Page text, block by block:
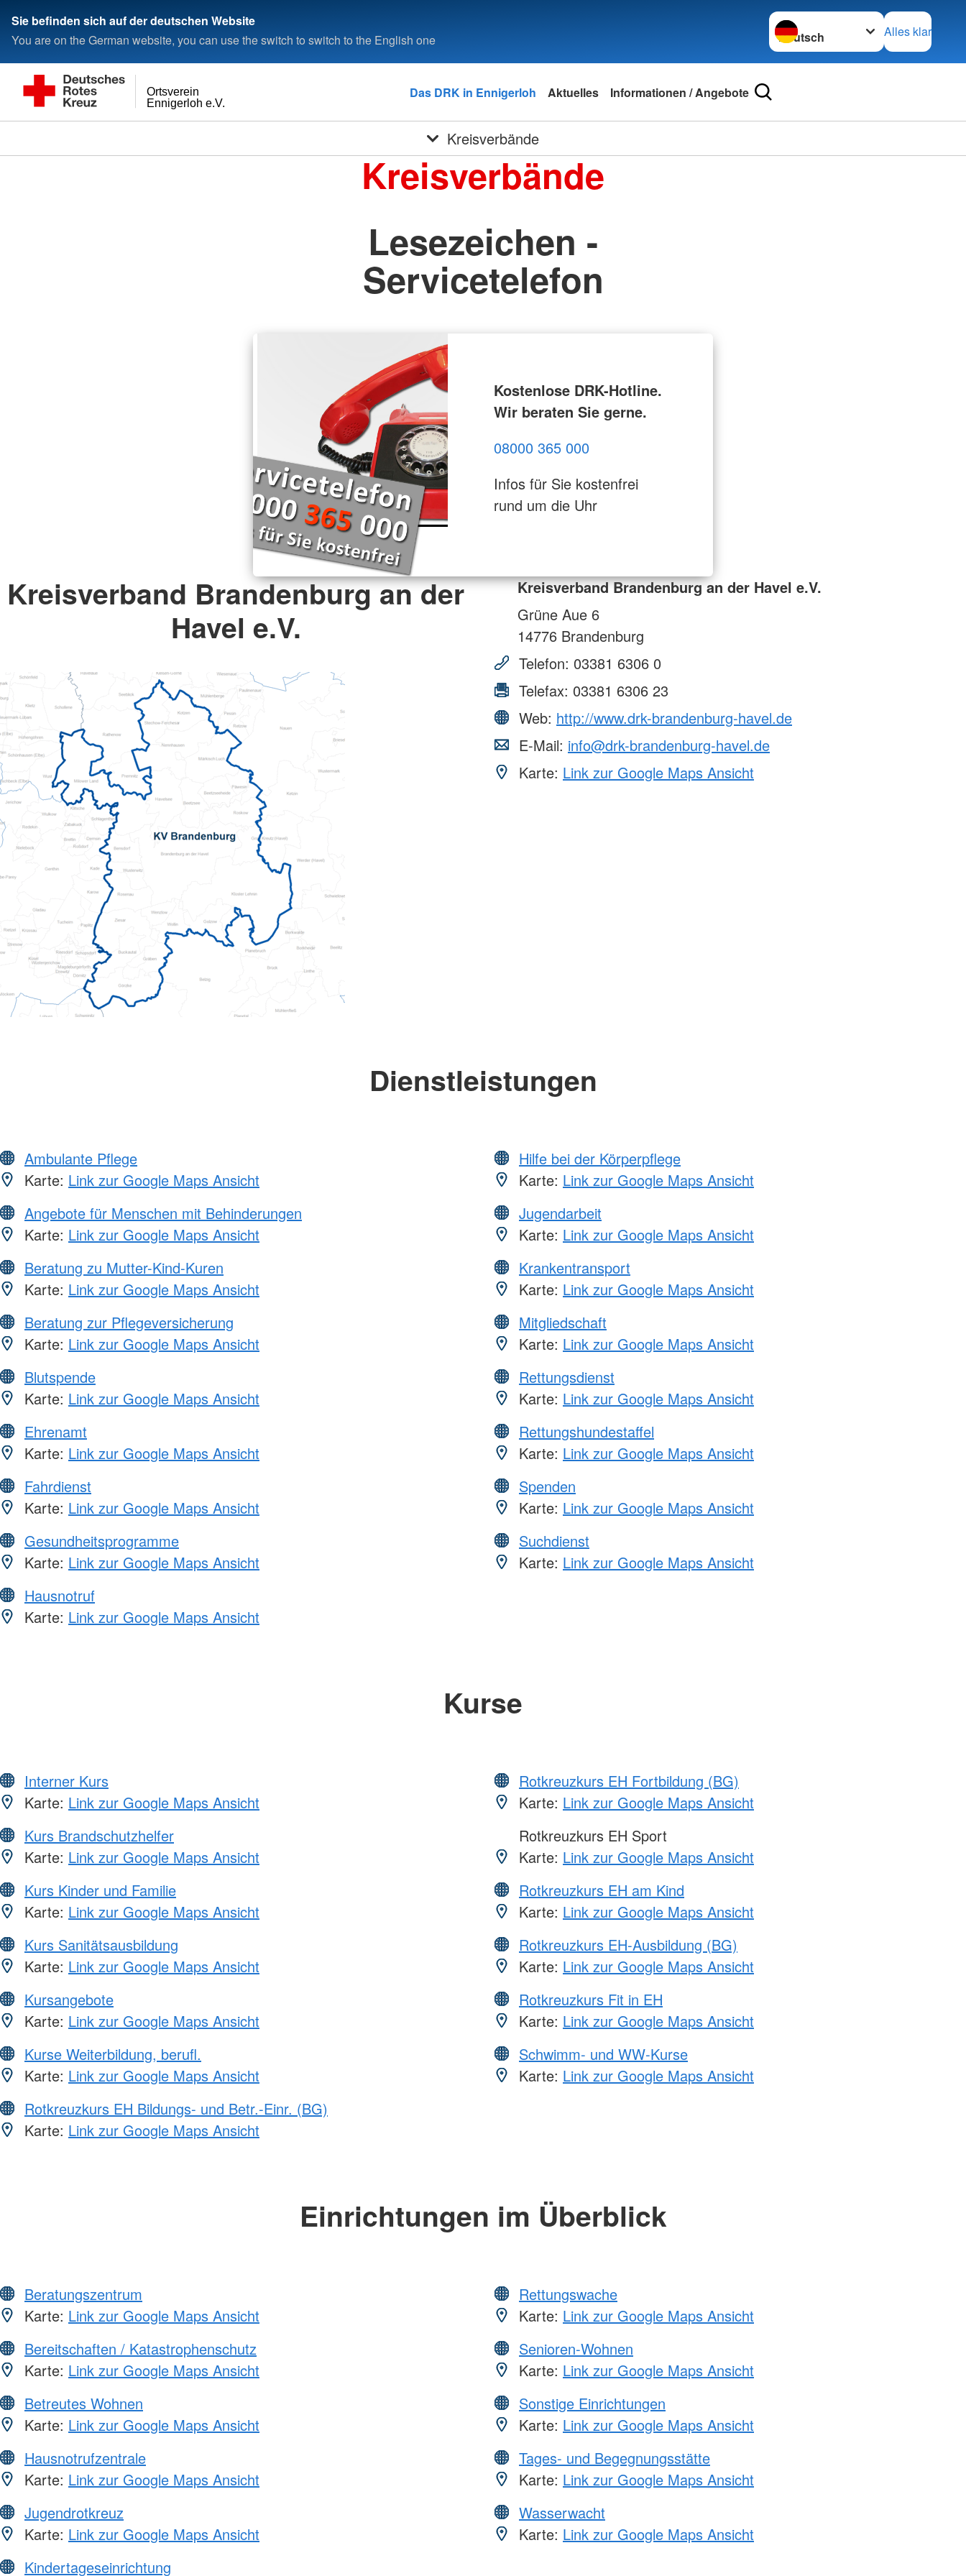
Sie befinden sich auf der deutschen Website
You are on the German website, you can use the switch to switch to the English one
Sprache wechseln zu
Alles klar
Ennigerloh e.V.
Ortsverein Das DRK in Ennigerloh Aktuelles Informationen / Angebote
Kreisverbände
Kreisverbände
Lesezeichen -
Servicetelefon
Kostenlose DRK-Hotline.
Wir beraten Sie gerne.
08000 365 000
Infos für Sie kostenfrei
rund um die Uhr
Kreisverband Brandenburg an der
Havel e.V.
Kreisverband Brandenburg an der Havel e.V.
Grüne Aue 6
14776 Brandenburg
Telefon: 03381 6306 0
Telefax: 03381 6306 23
Web: http://www.drk-brandenburg-havel.de
E-Mail: info@drk-brandenburg-havel.de
Karte: Link zur Google Maps Ansicht
Dienstleistungen
Ambulante Pflege
Karte: Link zur Google Maps Ansicht
Angebote für Menschen mit Behinderungen
Karte: Link zur Google Maps Ansicht
Beratung zu Mutter-Kind-Kuren
Karte: Link zur Google Maps Ansicht
Beratung zur Pflegeversicherung
Karte: Link zur Google Maps Ansicht
Blutspende
Karte: Link zur Google Maps Ansicht
Ehrenamt
Karte: Link zur Google Maps Ansicht
Fahrdienst
Karte: Link zur Google Maps Ansicht
Gesundheitsprogramme
Karte: Link zur Google Maps Ansicht
Hausnotruf
Karte: Link zur Google Maps Ansicht
Hilfe bei der Körperpflege
Karte: Link zur Google Maps Ansicht
Jugendarbeit
Karte: Link zur Google Maps Ansicht
Krankentransport
Karte: Link zur Google Maps Ansicht
Mitgliedschaft
Karte: Link zur Google Maps Ansicht
Rettungsdienst
Karte: Link zur Google Maps Ansicht
Rettungshundestaffel
Karte: Link zur Google Maps Ansicht
Spenden
Karte: Link zur Google Maps Ansicht
Suchdienst
Karte: Link zur Google Maps Ansicht
Kurse
Interner Kurs
Karte: Link zur Google Maps Ansicht
Kurs Brandschutzhelfer
Karte: Link zur Google Maps Ansicht
Kurs Kinder und Familie
Karte: Link zur Google Maps Ansicht
Kurs Sanitätsausbildung
Karte: Link zur Google Maps Ansicht
Kursangebote
Karte: Link zur Google Maps Ansicht
Kurse Weiterbildung, berufl.
Karte: Link zur Google Maps Ansicht
Rotkreuzkurs EH Bildungs- und Betr.-Einr. (BG)
Karte: Link zur Google Maps Ansicht
Rotkreuzkurs EH Fortbildung (BG)
Karte: Link zur Google Maps Ansicht
Rotkreuzkurs EH Sport
Karte: Link zur Google Maps Ansicht
Rotkreuzkurs EH am Kind
Karte: Link zur Google Maps Ansicht
Rotkreuzkurs EH-Ausbildung (BG)
Karte: Link zur Google Maps Ansicht
Rotkreuzkurs Fit in EH
Karte: Link zur Google Maps Ansicht
Schwimm- und WW-Kurse
Karte: Link zur Google Maps Ansicht
Einrichtungen im Überblick
Beratungszentrum
Karte: Link zur Google Maps Ansicht
Bereitschaften / Katastrophenschutz
Karte: Link zur Google Maps Ansicht
Betreutes Wohnen
Karte: Link zur Google Maps Ansicht
Hausnotrufzentrale
Karte: Link zur Google Maps Ansicht
Jugendrotkreuz
Karte: Link zur Google Maps Ansicht
Kindertageseinrichtung
Rettungswache
Karte: Link zur Google Maps Ansicht
Senioren-Wohnen
Karte: Link zur Google Maps Ansicht
Sonstige Einrichtungen
Karte: Link zur Google Maps Ansicht
Tages- und Begegnungsstätte
Karte: Link zur Google Maps Ansicht
Wasserwacht
Karte: Link zur Google Maps Ansicht